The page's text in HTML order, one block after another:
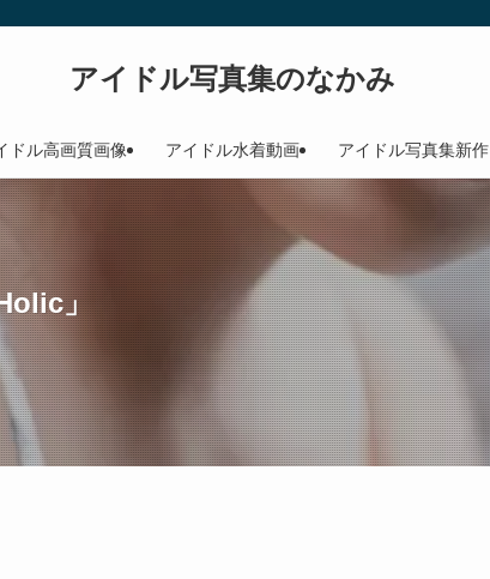
アイドル写真集のなかみ
ドル高画質画像 アイドル水着動画 アイドル写真集新作
」